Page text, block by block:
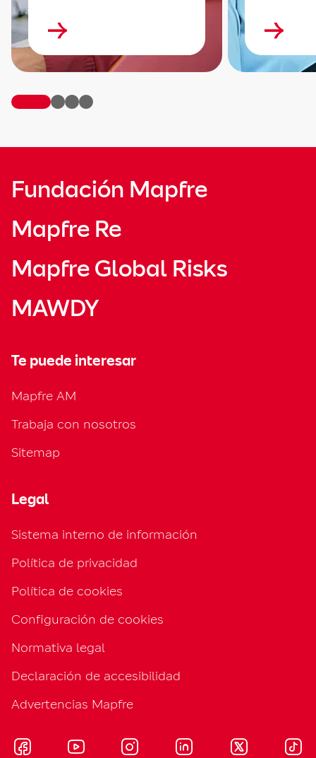
Fundación Mapfre
Mapfre Re
Mapfre Global Risks
MAWDY
Te puede interesar
Mapfre AM
Trabaja con nosotros
Sitemap
Legal
Sistema interno de información
Política de privacidad
Política de cookies
Configuración de cookies
Normativa legal
Declaración de accesibilidad
Advertencias Mapfre